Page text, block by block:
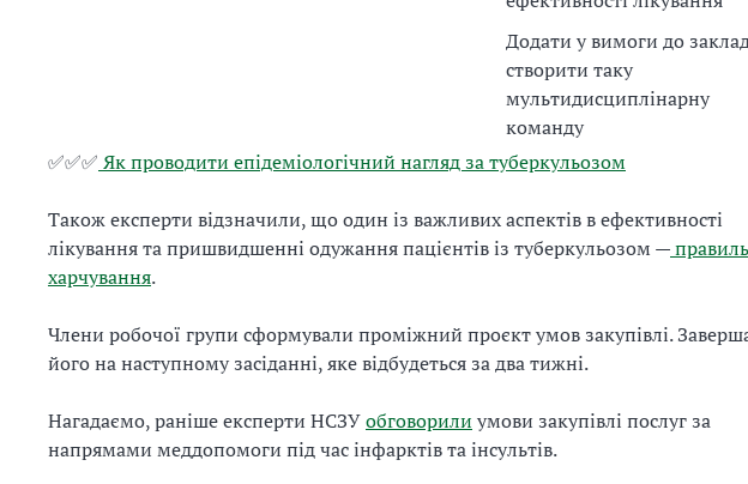
Додати у вимоги до
створити таку
мультидисциплінарну
команду
✅✅✅ Як проводити епідеміологічний нагляд за туберкульозом
Також експерти відзначили, що один із важливих аспектів в ефективності
лікування та пришвидшенні одужання пацієнтів із туберкульозом —
харчування.
Члени робочої групи сформували проміжний проєкт умов закупівлі.
його на наступному засіданні, яке відбудеться за два тижні.
Нагадаємо, раніше експерти НСЗУобговорили умови закупівлі послуг за
напрямами меддопомоги під час інфарктів та інсультів.